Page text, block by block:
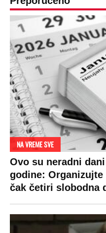
NA VREME SVE
Ovo su neradni
godine:
čak četiri slobodna